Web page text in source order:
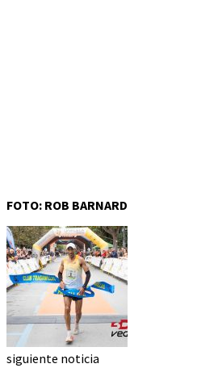
FOTO: ROB BARNARD
siguiente noticia